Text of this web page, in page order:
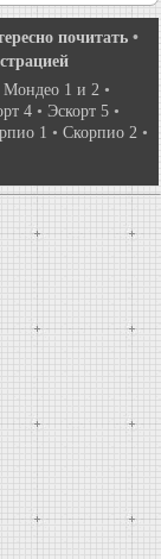
почитать •
Мондео 1 и 2 •
4 • Эскорт 5 •
1 • Скорпио 2 •